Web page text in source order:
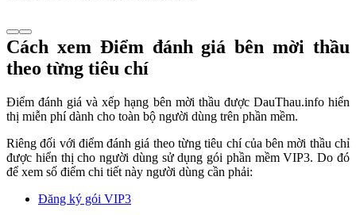
Cách xem Điểm đánh giá bên mời thầu
theo từng tiêu chí
Điểm đánh giá và xếp hạng bên mời thầu được DauThau.info hiển
thị miễn phí dành cho toàn bộ người dùng trên phần mềm.
Riêng đối với điểm đánh giá theo từng tiêu chí của bên mời thầu chỉ
được hiển thị cho người dùng sử dụng gói phần mềm VIP3. Do đó
để xem số điểm chi tiết này người dùng cần phải:
Đăng ký gói VIP3